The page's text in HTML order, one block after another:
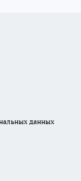
данных